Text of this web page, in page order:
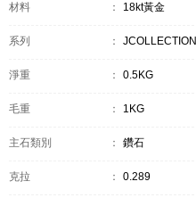
材料 ： 18kt黃金
系列 ： JCOLLECTION
淨重 ： 0.5KG
毛重 ： 1KG
主石類別 ： 鑽石
克拉 ： 0.289